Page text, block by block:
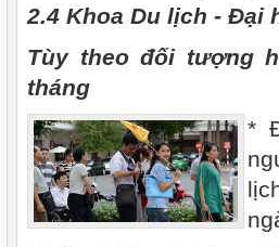
2.4 Khoa Du lịch - Đại
Tùy theo đối tượng
tháng
*